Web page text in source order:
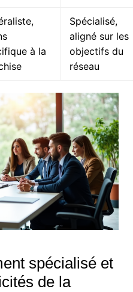
à la
Spécialisé,
aligné sur les
objectifs du
réseau
spécialisé et
de la